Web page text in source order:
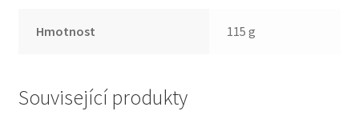
Hmotnost 115 g
Související produkty